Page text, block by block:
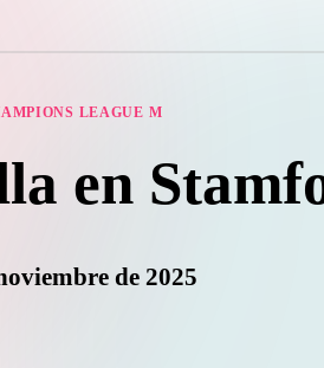
LEAGUE M
en
de 2025